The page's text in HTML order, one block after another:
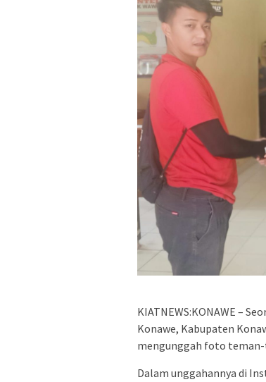
KIATNEWS:KONAWE –
Konawe, Kabupaten
mengunggah foto teman-
Dalam unggahannya di